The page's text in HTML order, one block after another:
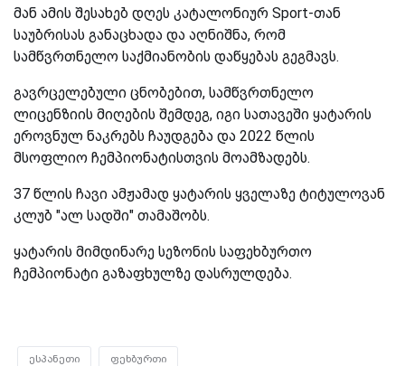
მან ამის შესახებ დღეს კატალონიურ Sport-თან
საუბრისას განაცხადა და აღნიშნა, რომ
სამწვრთნელო საქმიანობის დაწყებას გეგმავს.
გავრცელებული ცნობებით, სამწვრთნელო
ლიცენზიის მიღების შემდეგ, იგი სათავეში ყატარის
ეროვნულ ნაკრებს ჩაუდგება და 2022 წლის
მსოფლიო ჩემპიონატისთვის მოამზადებს.
37 წლის ჩავი ამჟამად ყატარის ყველაზე ტიტულოვან
კლუბ "ალ სადში" თამაშობს.
ყატარის მიმდინარე სეზონის საფეხბურთო
ჩემპიონატი გაზაფხულზე დასრულდება.
ესპანეთი ფეხბურთი